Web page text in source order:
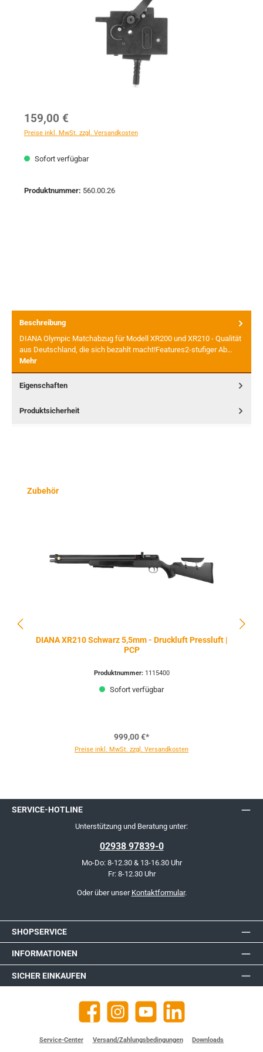
Regulärer Preis:
159,00 €
Preise inkl. MwSt. zzgl. Versandkosten
Sofort verfügbar
Produktnummer: 560.00.26
Beschreibung
DIANA Olympic Matchabzug für Modell XR200 und XR210 - Qualität
aus Deutschland, die sich bezahlt macht!Features2-stufiger Ab…
Mehr
Eigenschaften
Produktsicherheit
Produktgalerie überspringen
Zubehör
DIANA XR210 Schwarz 5,5mm - Druckluft Pressluft |
PCP
Produktnummer: 1115400
Sofort verfügbar
999,00 €*
Preise inkl. MwSt. zzgl. Versandkosten
SERVICE-HOTLINE
Unterstützung und Beratung unter:
02938 97839-0
Mo-Do: 8-12.30 & 13-16.30 Uhr
Fr: 8-12.30 Uhr
Oder über unser Kontaktformular.
SHOPSERVICE
INFORMATIONEN
SICHER EINKAUFEN
Facebook Instagram YouTube https://de.linkedin.com/company/
Service-Center Versand/Zahlungsbedingungen Downloads